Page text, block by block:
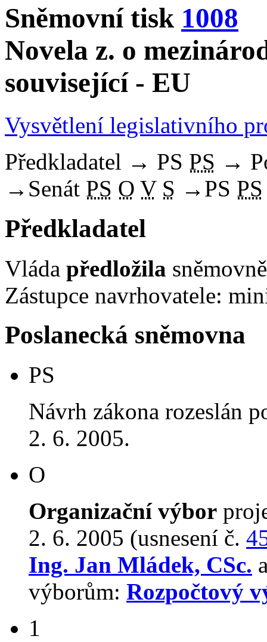
Sněmovní tisk 1008
Novela z. o
související - EU
Vysvětlení legislativního
Předkladatel → PS PS →
→ Senát PS O V S → PS PS
Předkladatel
Vláda předložila
Zástupce navrhovatele:
Poslanecká sněmovna
PS
Návrh zákona rozeslán
2. 6. 2005.
O
Organizační výbor
2. 6. 2005 (usnesení č.
Ing. Jan Mládek, CSc.
výborům: Rozpočtový
1